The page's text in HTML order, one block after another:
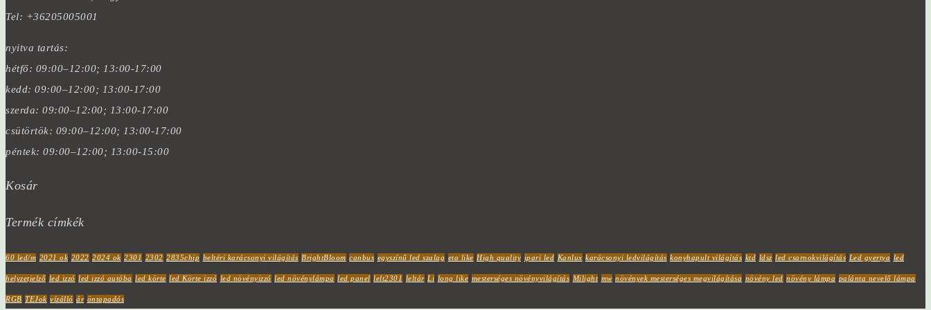
Tel: +36205005001
nyitva tartás:
hétfő: 09:00–12:00; 13:00-17:00
kedd: 09:00–12:00; 13:00-17:00
szerda: 09:00–12:00; 13:00-17:00
csütörtök: 09:00–12:00; 13:00-17:00
péntek: 09:00–12:00; 13:00-15:00
Kosár
Termék címkék
60 led/m 2021 ok 2022 2024 ok 2301 2302 2835chip beltéri karácsonyi világítás BrightBloom canbus egyszínű led szalag eta like High quality ipari led Kanlux karácsonyi ledvilágítás konyhapult világítás ktd ldsz led csarnokvilágítás Led gyertya led
helyzetjelző led izzó led izzó autóba led körte led Körte izzó led növényizzó led növénylámpa led panel lelt2301 leltár Li long like mesterséges növényvilágítás Milight mw növények mesterséges megvilágítása növény led növény lámpa palánta nevelő lámpa
RGB TEJok vízálló ár öntapadós